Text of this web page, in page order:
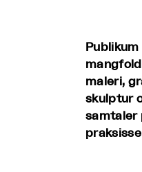
maleri,
skulptur
samtaler